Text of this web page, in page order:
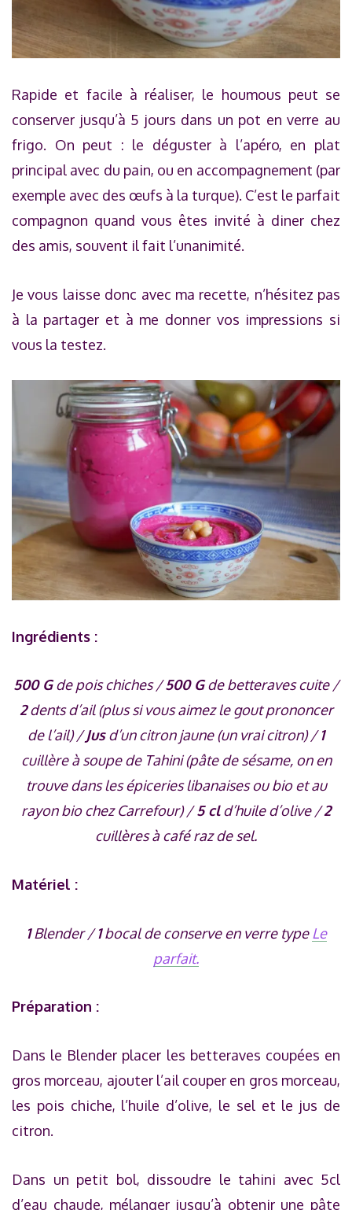
Rapide et facile à réaliser, le houmous peut se
conserver jusqu’à 5 jours dans un pot en verre au
frigo. On peut : le déguster à l’apéro, en plat
principal avec du pain, ou en accompagnement (par
exemple avec des œufs à la turque). C’est le parfait
compagnon quand vous êtes invité à diner chez
des amis, souvent il fait l’unanimité.
Je vous laisse donc avec ma recette, n’hésitez pas
à la partager et à me donner vos impressions si
vous la testez.
Ingrédients :
500 Gde pois chiches /500 Gde betteraves cuite /
2dents d’ail (plus si vous aimez le gout prononcer
de l’ail) /Jusd’un citron jaune (un vrai citron) /1
cuillère à soupe de Tahini (pâte de sésame, on en
trouve dans les épiceries libanaises ou bio et au
rayon bio chez Carrefour) /5 cld’huile d’olive /2
cuillères à café raz de sel.
Matériel :
1Blender /1bocal de conserve en verre type Le
parfait.
Préparation :
Dans le Blender placer les betteraves coupées en
gros morceau, ajouter l’ail couper en gros morceau,
les pois chiche, l’huile d’olive, le sel et le jus de
citron.
Dans un petit bol, dissoudre le tahini avec 5cl
d’eau chaude, mélanger jusqu’à obtenir une pâte